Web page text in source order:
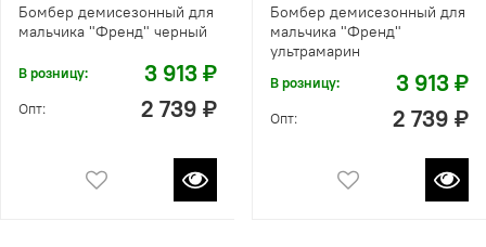
Бомбер демисезонный для
мальчика "Френд" черный
В розницу: 3 913 ₽
Опт: 2 739 ₽
Бомбер демисезонный для
мальчика "Френд"
ультрамарин
В розницу: 3 913 ₽
Опт: 2 739 ₽